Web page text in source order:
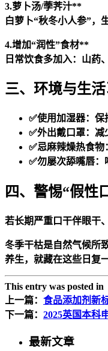
3.萝卜汤/荸荠汁**
白萝卜“秋冬小人参”，
4.增加“润性”食材**
日常饮食多加入：山药
三、环境与生
✅使用加湿器：保
✅外出戴口罩：减
✅忌麻辣燥热食物
✅勿屡次舔嘴唇：
四、警惕“假性
若长期严重口干伴眼干
冬季干枯是自然气候所
养生，就藏在这些日复
This entry was posted in
上一篇： 食品添加剂新
下一篇： 2025英国本科
最新文章